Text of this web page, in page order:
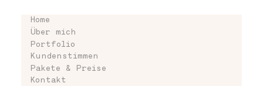
Home
Über mich
Portfolio
Kundenstimmen
Pakete & Preise
Kontakt